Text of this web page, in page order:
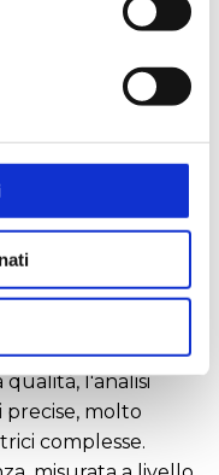
STEROGLASS
ampiamente usati
determinazioni
alimentari quali:
uova, carne e per il
svolti dai
degli zuccheri,
quali solfiti,
qualità, l'analisi
precise, molto
complesse.